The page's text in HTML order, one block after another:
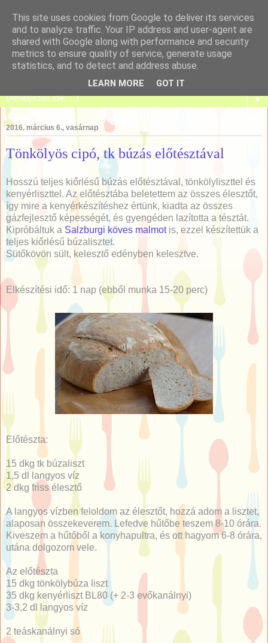
Tanulj meg sütni!
▼
2016. március 6., vasárnap
Tönkölyös cipó, tk búzás előtésztával
Hosszú teljes kiőrlésű búzás előtésztával, tönkölyliszttel és
kenyérliszttel. Az előtésztába beletettem az összes élesztőt,
így mire a kenyérkészítéshez értünk, kiadta az összes
gázfejlesztő képességét, és gyengéden lazította a tésztát.
Kipróbáltuk a Salzburgi köves malmotis, ezzel készítettük a
teljes kiőrlésű búzalisztet.
Sütőkövön sült, kelesztő edényben kelesztve.
Elkészítési idő: 1 nap (ebből munka 15-20 perc)
Előtészta:
15 dkg tk búzaliszt
1,5 dl langyos víz
2 dkg friss élesztő
A langyos vízben feloldom az élesztőt, hozzá adom a lisztet,
alaposan összekeverem. Lefedve hűtőbe teszem 8-10 órára.
Kiveszem a hűtőből a konyhapultra, és ott hagyom 6-8 órára,
utána dolgozom vele.
Az előtészta
15 dkg tönkölybúza liszt
35 dkg kenyérliszt BL80 (+ 2-3 evőkanálnyi)
3-3,2 dl langyos víz
2 teáskanálnyi só
This site uses cookies from Google to deliver its services
and to analyze traffic. Your IP address and user-agent are
shared with Google along with performance and security
metrics to ensure quality of service, generate usage
statistics, and to detect and address abuse.
LEARN MORE GOT IT